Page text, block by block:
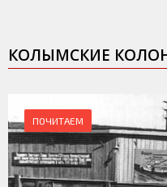
КОЛЫМСКИЕ
ПОЧИТАЕМ